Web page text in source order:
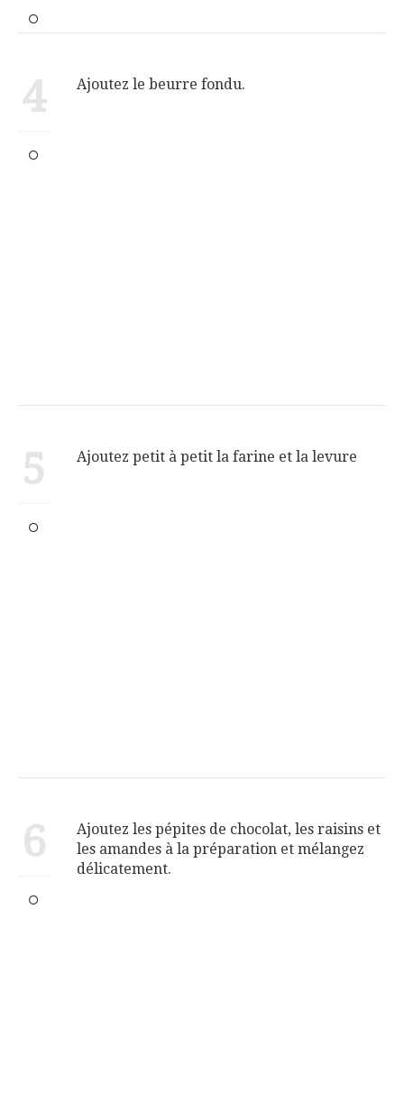
4 Ajoutez le beurre fondu.
5 Ajoutez petit à petit la farine et la levure
6
Ajoutez les pépites de chocolat, les raisins et
les amandes à la préparation et mélangez
délicatement.